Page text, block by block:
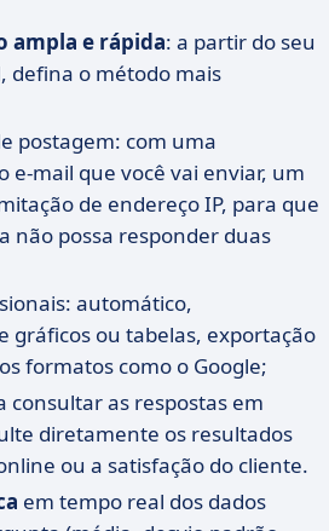
ampla e rápida: a partir do seu
defina o método mais
postagem: com uma
e-mail que você vai enviar, um
de endereço IP, para que
não possa responder duas
automático,
gráficos ou tabelas, exportação
formatos como o Google;
consultar as respostas em
diretamente os resultados
ou a satisfação do cliente.
em tempo real dos dados